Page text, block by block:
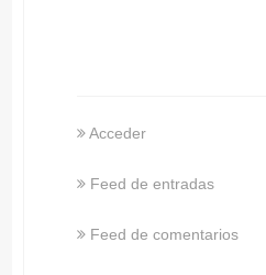
Acceder
Feed de entradas
Feed de comentarios